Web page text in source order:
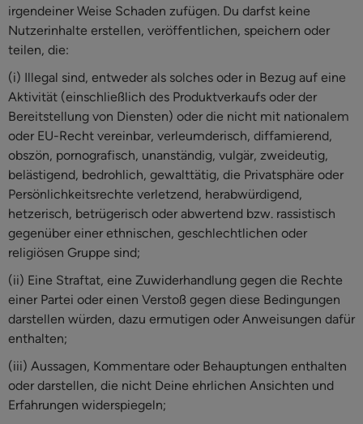
irgendeiner Weise Schaden zufügen. Du darfst keine
Nutzerinhalte erstellen, veröffentlichen, speichern oder
teilen, die:
(i) Illegal sind, entweder als solches oder in Bezug auf eine
Aktivität (einschließlich des Produktverkaufs oder der
Bereitstellung von Diensten) oder die nicht mit nationalem
oder EU-Recht vereinbar, verleumderisch, diffamierend,
obszön, pornografisch, unanständig, vulgär, zweideutig,
belästigend, bedrohlich, gewalttätig, die Privatsphäre oder
Persönlichkeitsrechte verletzend, herabwürdigend,
hetzerisch, betrügerisch oder abwertend bzw. rassistisch
gegenüber einer ethnischen, geschlechtlichen oder
religiösen Gruppe sind;
(ii) Eine Straftat, eine Zuwiderhandlung gegen die Rechte
einer Partei oder einen Verstoß gegen diese Bedingungen
darstellen würden, dazu ermutigen oder Anweisungen dafür
enthalten;
(iii) Aussagen, Kommentare oder Behauptungen enthalten
oder darstellen, die nicht Deine ehrlichen Ansichten und
Erfahrungen widerspiegeln;